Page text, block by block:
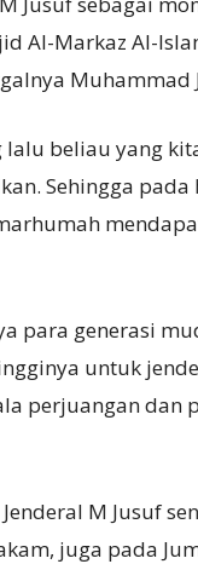
Al-Markaz Al-
Muhammad
lalu beliau yang
Sehingga
para generasi
untuk
perjuangan dan
M Jusuf
juga pada